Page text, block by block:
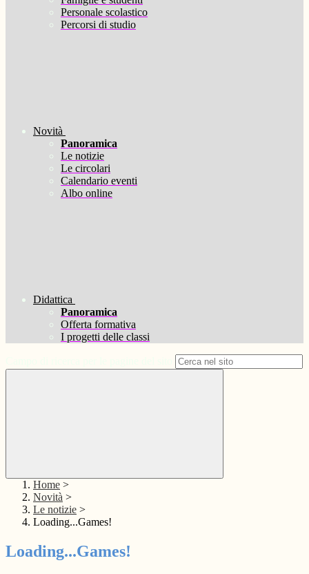
Personale scolastico
Percorsi di studio
Novità
Panoramica
Le notizie
Le circolari
Calendario eventi
Albo online
Didattica
Panoramica
Offerta formativa
I progetti delle classi
Home >
Novità >
Le notizie >
Loading...Games!
Loading...Games!